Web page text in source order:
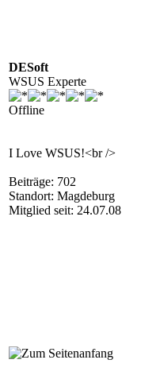
DESoft
WSUS Experte
Offline
I Love WSUS!<br />
Beiträge: 702
Standort: Magdeburg
Mitglied seit: 24.07.08